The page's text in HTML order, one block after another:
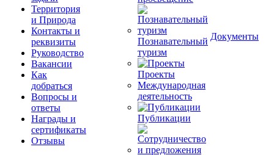
Территория
и Природа
Контакты и
реквизиты
Руководство
Вакансии
Как
добраться
Вопросы и
ответы
Награды и
сертификаты
Отзывы
Познавательный
туризм
Проекты
Международная
деятельность
Публикации
Документы